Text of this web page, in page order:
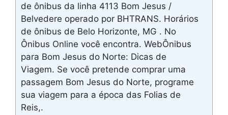
de ônibus da linha 4113 Bom Jesus /
Belvedere operado por BHTRANS. Horários
de ônibus de Belo Horizonte, MG . No
Ônibus Online você encontra. WebÔnibus
para Bom Jesus do Norte: Dicas de
Viagem. Se você pretende comprar uma
passagem Bom Jesus do Norte, programe
sua viagem para a época das Folias de
Reis,.